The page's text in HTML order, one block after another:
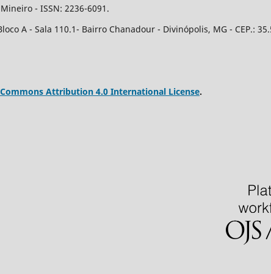
- ISSN: 2236-6091.
A - Sala 110.1- Bairro Chanadour - Divinópolis, MG - CEP.:
Attribution 4.0 International License.